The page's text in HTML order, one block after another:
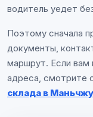
водитель уедет
Поэтому сначала
документы,
маршрут. Если вам
адреса, смотрите
склада в